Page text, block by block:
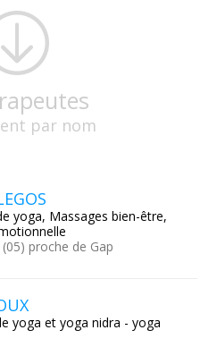
par nom
yoga, Massages bien-être,
proche de Gap
yoga et yoga nidra - yoga